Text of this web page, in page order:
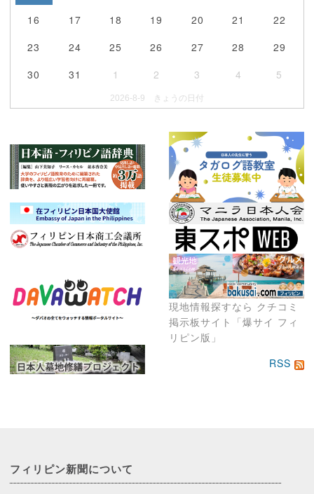
現地情報探すなら クチコミ
掲示板サイト「爆サイ フィ
リピン版」
16
17 18 19 20 21
22
23
24 25 26 27 28
29
30
31 1 2 3 4 5
2026-8-9 きょうの日付
RSS
フィリピン新聞について